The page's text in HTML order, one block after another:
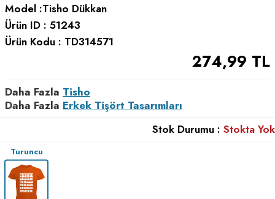
Model :Tisho Dükkan
Ürün ID : 51243
Ürün Kodu : TD314571
274,99 TL
Daha Fazla Tisho
Daha Fazla Erkek Tişört Tasarımları
Stok Durumu : Stokta Yok
Turuncu